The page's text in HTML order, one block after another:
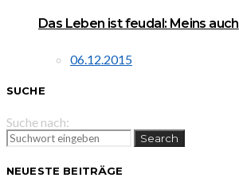
Das Leben ist feudal: Meins auch
06.12.2015
SUCHE
Suche nach:
Search
NEUESTE BEITRÄGE